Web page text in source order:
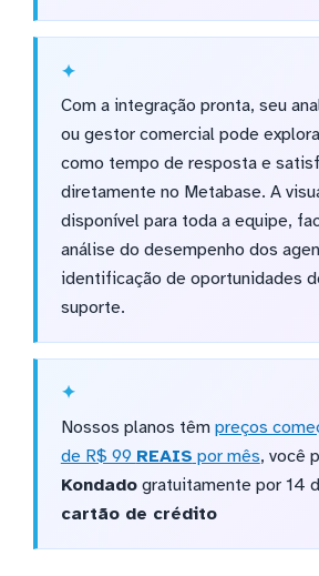
Com a integração pronta, seu
ou gestor comercial pode
como tempo de resposta e
diretamente no Metabase. A
disponível para toda a equipe,
análise do desempenho dos
identificação de oportunidades
suporte.
Nossos planos têm preços
de R$ 99 REAIS por mês, você
Kondadogratuitamente por 14
cartão de crédito